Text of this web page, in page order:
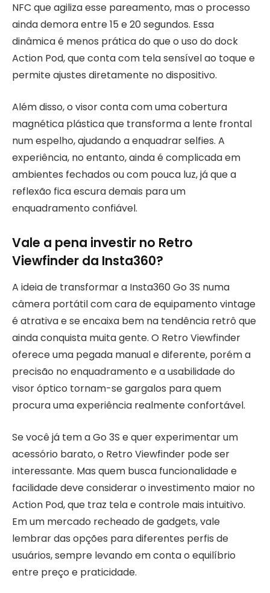
NFC que agiliza esse pareamento, mas o processo
ainda demora entre 15 e 20 segundos. Essa
dinâmica é menos prática do que o uso do dock
Action Pod, que conta com tela sensível ao toque e
permite ajustes diretamente no dispositivo.
Além disso, o visor conta com uma cobertura
magnética plástica que transforma a lente frontal
num espelho, ajudando a enquadrar selfies. A
experiência, no entanto, ainda é complicada em
ambientes fechados ou com pouca luz, já que a
reflexão fica escura demais para um
enquadramento confiável.
Vale a pena investir no Retro
Viewfinder da Insta360?
A ideia de transformar a Insta360 Go 3S numa
câmera portátil com cara de equipamento vintage
é atrativa e se encaixa bem na tendência retrô que
ainda conquista muita gente. O Retro Viewfinder
oferece uma pegada manual e diferente, porém a
precisão no enquadramento e a usabilidade do
visor óptico tornam-se gargalos para quem
procura uma experiência realmente confortável.
Se você já tem a Go 3S e quer experimentar um
acessório barato, o Retro Viewfinder pode ser
interessante. Mas quem busca funcionalidade e
facilidade deve considerar o investimento maior no
Action Pod, que traz tela e controle mais intuitivo.
Em um mercado recheado de gadgets, vale
lembrar das opções para diferentes perfis de
usuários, sempre levando em conta o equilíbrio
entre preço e praticidade.